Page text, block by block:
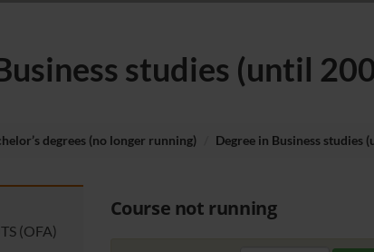
studies (until
degrees (no longer running) Degree in Business studies
(OFA)
Course not running